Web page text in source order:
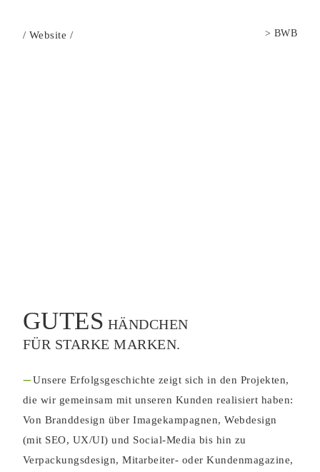
/ Website / > BWB
GUTES HÄNDCHEN
FÜR STARKE MARKEN.
--- Unsere Erfolgsgeschichte zeigt sich in den Projekten,
die wir gemeinsam mit unseren Kunden realisiert haben:
Von Branddesign über Imagekampagnen, Webdesign
(mit SEO, UX/UI) und Social-Media bis hin zu
Verpackungsdesign, Mitarbeiter- oder Kundenmagazine,